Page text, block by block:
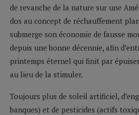
de revanche de la nature sur une
dos au concept de réchauffement
submerge son économie de fausse
depuis une bonne décennie, afin
printemps éternel qui finit par
au lieu de la stimuler.
Toujours plus de soleil artificiel,
banques) et de pesticides (actifs